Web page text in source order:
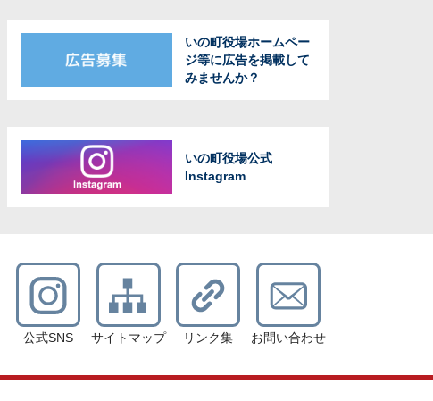
いの町役場ホームペー
ジ等に広告を掲載して
みませんか？
いの町役場公式
Instagram
公式SNS サイトマップ リンク集 お問い合わせ